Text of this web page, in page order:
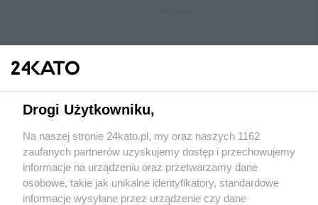
Wydawca mediów lokalnych
Drogi Użytkowniku,
Na naszej stronie 24kato.pl, my oraz naszych 1162
zaufanych partnerów uzyskujemy dostęp i przechowujemy
informacje na urządzeniu oraz przetwarzamy dane
osobowe, takie jak unikalne identyfikatory, standardowe
informacje wysyłane przez urządzenie czy dane